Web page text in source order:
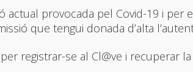
actual provocada pel Covid-19 i
que tengui donada d’alta
registrar-se al Cl@ve i recuperar